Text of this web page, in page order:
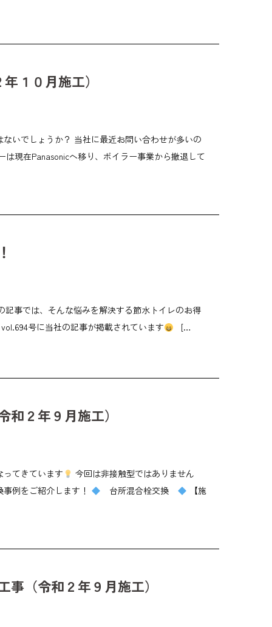
１０月施工）
いでしょうか？ 当社に最近お問い合わせが多いの
現在Panasonicへ移り、ボイラー事業から撤退して
事では、そんな悩みを解決する節水トイレのお得
号に当社の記事が掲載されています
[…
２年９月施工）
ってきています
今回は非接触型ではありません
例をご紹介します！
台所混合栓交換
【施
（令和２年９月施工）